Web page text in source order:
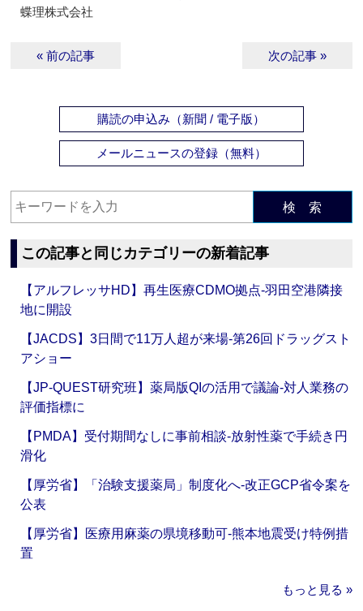
蝶理株式会社
« 前の記事 次の記事 »
購読の申込み（新聞 / 電子版）
メールニュースの登録（無料）
検 索
この記事と同じカテゴリーの新着記事
【アルフレッサHD】再生医療CDMO拠点‐羽田空港隣接
地に開設
【JACDS】3日間で11万人超が来場‐第26回ドラッグスト
アショー
【JP-QUEST研究班】薬局版QIの活用で議論‐対人業務の
評価指標に
【PMDA】受付期間なしに事前相談‐放射性薬で手続き円
滑化
【厚労省】「治験支援薬局」制度化へ‐改正GCP省令案を
公表
【厚労省】医療用麻薬の県境移動可‐熊本地震受け特例措
置
もっと見る »